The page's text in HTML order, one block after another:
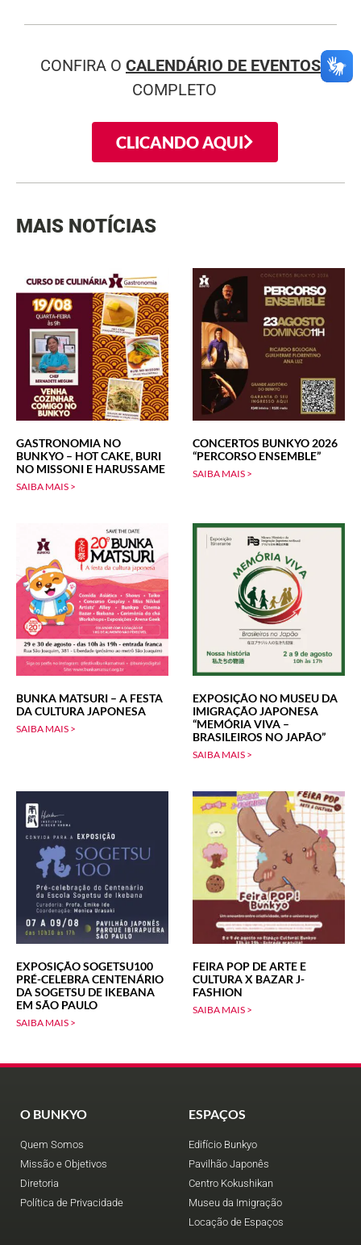
CONFIRA O CALENDÁRIO DE EVENTOS
COMPLETO
CLICANDO AQUI
MAIS NOTÍCIAS
GASTRONOMIA NO
BUNKYO – HOT CAKE, BURI
NO MISSONI E HARUSSAME
SAIBA MAIS >
CONCERTOS BUNKYO 2026
“PERCORSO ENSEMBLE”
SAIBA MAIS >
BUNKA MATSURI – A FESTA
DA CULTURA JAPONESA
SAIBA MAIS >
EXPOSIÇÃO NO MUSEU DA
IMIGRAÇÃO JAPONESA
“MEMÓRIA VIVA –
BRASILEIROS NO JAPÃO”
SAIBA MAIS >
EXPOSIÇÃO SOGETSU100
PRÉ-CELEBRA CENTENÁRIO
DA SOGETSU DE IKEBANA
EM SÃO PAULO
SAIBA MAIS >
FEIRA POP DE ARTE E
CULTURA X BAZAR J-
FASHION
SAIBA MAIS >
O BUNKYO
Quem Somos
Missão e Objetivos
Diretoria
Política de Privacidade
ESPAÇOS
Edifício Bunkyo
Pavilhão Japonês
Centro Kokushikan
Museu da Imigração
Locação de Espaços